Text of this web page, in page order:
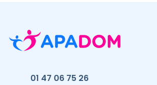
01 47 06 75 26